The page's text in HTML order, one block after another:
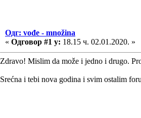
Одг: vođe - množina
« Одговор #1 у: 18.15 ч. 02.01.2020. »
Zdravo! Mislim da može i jedno i drugo.
Srećna i tebi nova godina i svim ostalim